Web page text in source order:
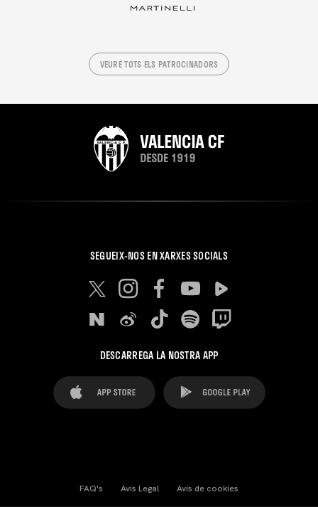
VEURE TOTS ELS PATROCINADORS
SEGUEIX-NOS EN XARXES SOCIALS
DESCARREGA LA NOSTRA APP
FAQ's Avís Legal Avís de cookies